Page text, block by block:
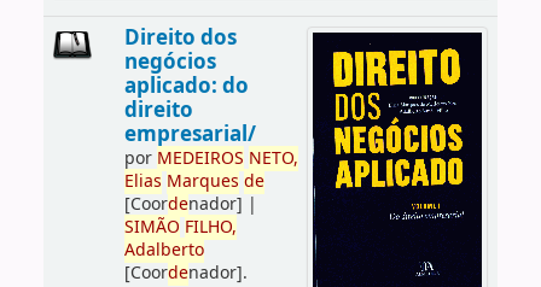
Direito dos
negócios
aplicado: do
direito
empresarial/
por MEDEIROS NETO,
Elias Marques de
[Coordenador] |
SIMÃO FILHO,
Adalberto
[Coordenador].